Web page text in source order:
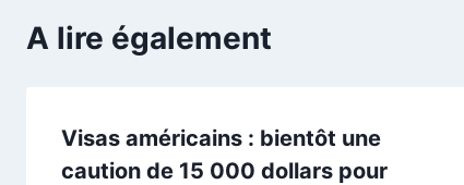
A lire également
Visas américains : bientôt une
caution de 15 000 dollars pour